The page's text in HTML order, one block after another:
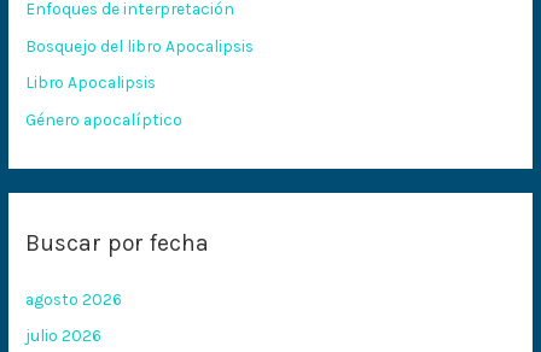
o
r
:
Enfoques de interpretación
Bosquejo del libro Apocalipsis
Libro Apocalipsis
Género apocalíptico
Buscar por fecha
agosto 2026
julio 2026